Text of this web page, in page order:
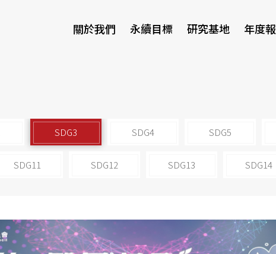
關於我們 永續目標 研究基地 年度
SDG3 SDG4 SDG5
SDG11 SDG12 SDG13 SDG14